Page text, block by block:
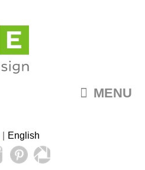
English
MENU